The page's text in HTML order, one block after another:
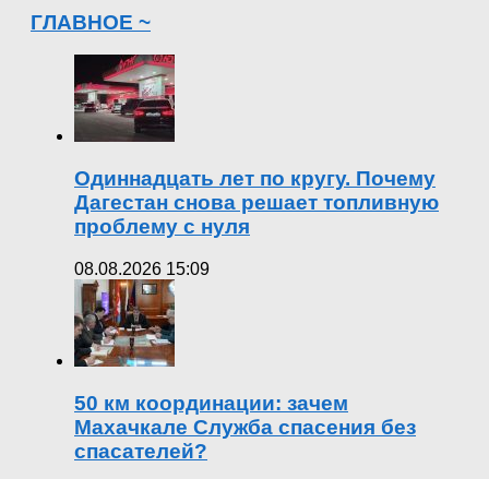
ГЛАВНОЕ ~
Одиннадцать лет по кругу. Почему
Дагестан снова решает топливную
проблему с нуля
08.08.2026 15:09
50 км координации: зачем
Махачкале Служба спасения без
спасателей?